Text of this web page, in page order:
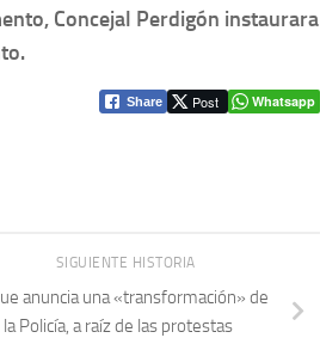
Concejal Perdigón instaurara
Share Post Whatsapp
SIGUIENTE HISTORIA
anuncia una «transformación» de
la Policía, a raíz de las protestas